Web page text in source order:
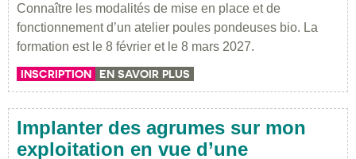
Connaître les modalités de mise en place et de
fonctionnement d’un atelier poules pondeuses bio. La
formation est le 8 février et le 8 mars 2027.
INSCRIPTION EN SAVOIR PLUS
Implanter des agrumes sur mon
exploitation en vue d’une